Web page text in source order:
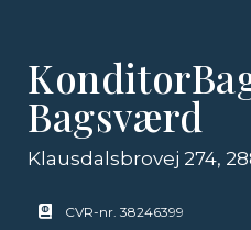
Bagsværd
Klausdalsbrovej 274,
CVR-nr. 38246399